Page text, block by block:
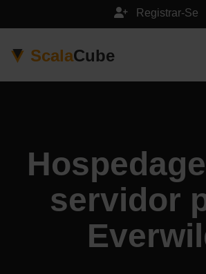
Registrar-Se
ScalaCube
servidor